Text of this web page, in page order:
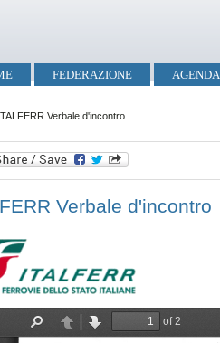
FEDERAZIONE AGENDA
Verbale d'incontro
Verbale d'incontro